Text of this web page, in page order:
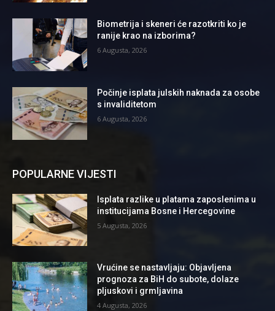
Biometrija i skeneri će razotkriti ko je
ranije krao na izborima?
6 Augusta, 2026
Počinje isplata julskih naknada za osobe
s invaliditetom
6 Augusta, 2026
POPULARNE VIJESTI
Isplata razlike u platama zaposlenima u
institucijama Bosne i Hercegovine
5 Augusta, 2026
Vrućine se nastavljaju: Objavljena
prognoza za BiH do subote, dolaze
pljuskovi i grmljavina
4 Augusta, 2026